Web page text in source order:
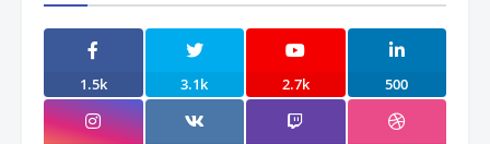
1.5k 3.1k 2.7k 500